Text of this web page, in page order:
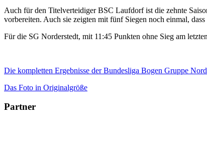
Auch für den Titelverteidiger BSC Laufdorf ist die zehnte
vorbereiten. Auch sie zeigten mit fünf Siegen noch einmal,
Für die SG Norderstedt, mit 11:45 Punkten ohne Sieg am
Die kompletten Ergebnisse der Bundesliga Bogen Gruppe
Das Foto in Originalgröße
Partner